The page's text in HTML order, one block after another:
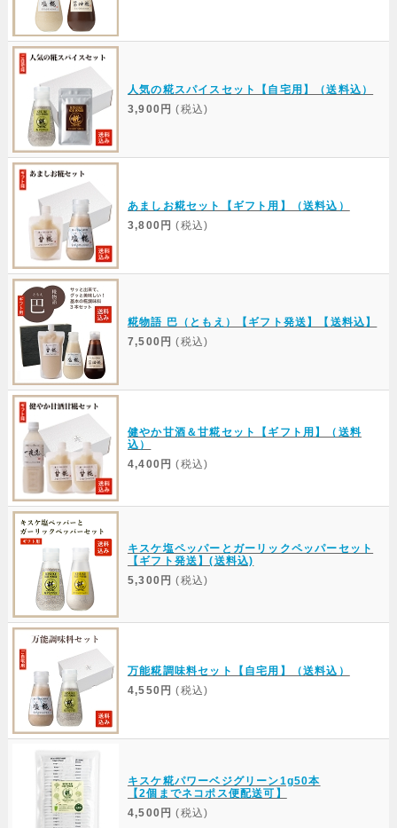
人気の糀スパイスセット【自宅用】（送料込）
3,900円 (税込)
あましお糀セット【ギフト用】（送料込）
3,800円 (税込)
糀物語 巴（ともえ）【ギフト発送】【送料込】
7,500円 (税込)
健やか甘酒＆甘糀セット【ギフト用】（送料
込）
4,400円 (税込)
キスケ塩ペッパーとガーリックペッパーセット
【ギフト発送】(送料込)
5,300円 (税込)
万能糀調味料セット【自宅用】（送料込）
4,550円 (税込)
キスケ糀パワーベジグリーン1g50本
【2個までネコポス便配送可】
4,500円 (税込)